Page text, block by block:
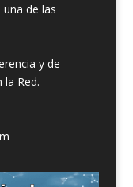
de las
y de
Red.